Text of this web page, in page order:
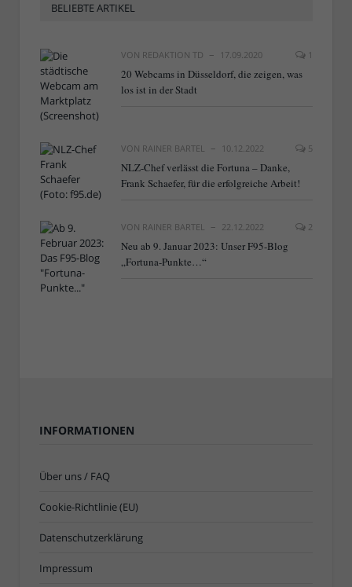
BELIEBTE ARTIKEL
VON REDAKTION TD 17.09.2020 1
20 Webcams in Düsseldorf, die zeigen, was
los ist in der Stadt
VON RAINER BARTEL 10.12.2022 5
NLZ-Chef verlässt die Fortuna – Danke,
Frank Schaefer, für die erfolgreiche Arbeit!
VON RAINER BARTEL 22.12.2022 2
Neu ab 9. Januar 2023: Unser F95-Blog
„Fortuna-Punkte…“
INFORMATIONEN
Über uns / FAQ
Cookie-Richtlinie (EU)
Datenschutzerklärung
Impressum